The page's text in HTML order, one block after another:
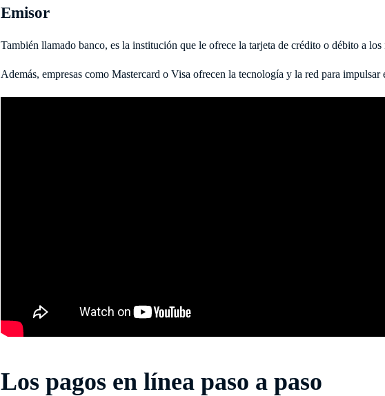
Emisor
También llamado banco, es la institución que le ofrece la tarjeta de crédito o débito a los
Además, empresas como Mastercard o Visa ofrecen la tecnología y la red para impulsar
Los pagos en línea paso a paso